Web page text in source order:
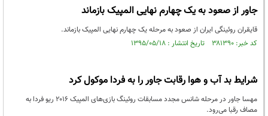
جاور از صعود به یک چهارم نهایی المپیک بازماند
قایقران روئینگی ایران از صعود به مرحله یک چهارم نهایی المپیک بازماند.
کد خبر: ۳۸۱۳۹۰ تاریخ انتشار : ۱۳۹۵/۰۵/۱۸
شرایط بد آب و هوا رقابت جاور را به فردا موکول کرد
مهسا جاور در مرحله شانس مجدد مسابقات روئینگ بازی‌های المپیک ۲۰۱۶ ریو فردا به
مصاف رقبا می‌رود.